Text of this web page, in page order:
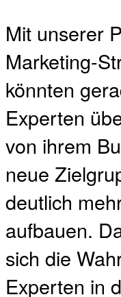
Mit unserer
Marketing-
könnten
Experten
von ihrem
neue
deutlich
aufbauen.
sich die
Experten in